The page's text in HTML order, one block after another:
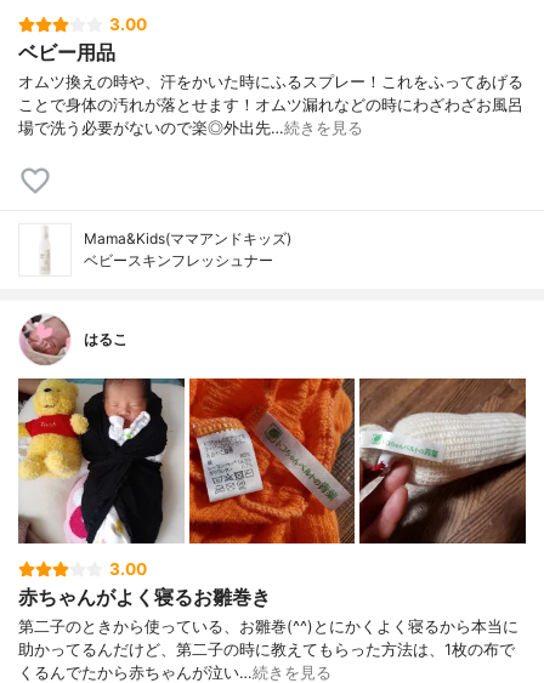
3.00
ベビー用品
オムツ換えの時や、汗をかいた時にふるスプレー！これをふってあげる
ことで身体の汚れが落とせます！オムツ漏れなどの時にわざわざお風呂
場で洗う必要がないので楽◎外出先…続きを見る
Mama&Kids(ママアンドキッズ)
ベビースキンフレッシュナー
はるこ
3.00
赤ちゃんがよく寝るお雛巻き
第二子のときから使っている、お雛巻(^^)とにかくよく寝るから本当に
助かってるんだけど、第二子の時に教えてもらった方法は、1枚の布で
くるんでたから赤ちゃんが泣い…続きを見る